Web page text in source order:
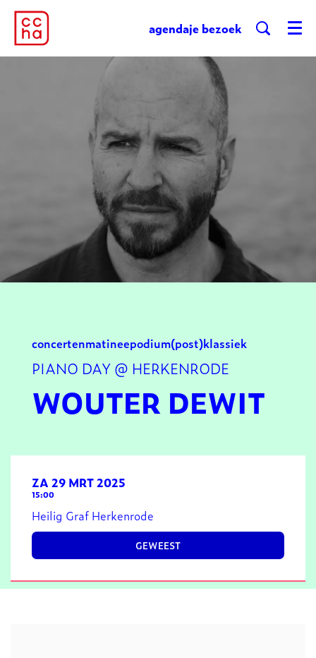
agendaje bezoek Menu
concertenmatineepodium(post)klassiek
PIANO DAY @ HERKENRODE
WOUTER DEWIT
ZA 29 MRT 2025
15:00
Heilig Graf Herkenrode
GEWEEST